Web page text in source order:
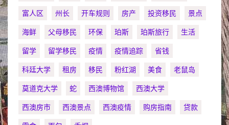
富人区
州长 开车规则 房产 投资移民
景点
海鲜
父母移民 环保 珀斯 珀斯旅行
生活
留学
留学移民 疫情 疫情追踪
省钱
科廷大学
租房 移民 粉红湖 美食
老鼠岛
莫道克大学
蛇 西澳博物馆
西澳大学
西澳房市
西澳景点 西澳疫情 购房指南
贷款